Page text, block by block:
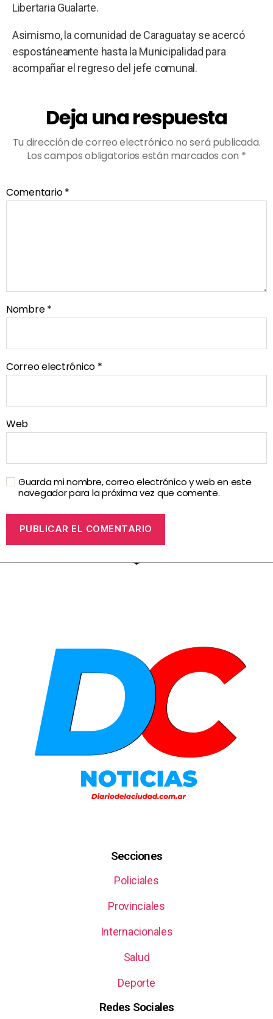
Libertaria Gualarte.
Asimismo, la comunidad de Caraguatay se acercó
espostáneamente hasta la Municipalidad para
acompañar el regreso del jefe comunal.
Deja una respuesta
Tu dirección de correo electrónico no será publicada.
Los campos obligatorios están marcados con *
Comentario*
Nombre*
Correo electrónico *
Web
Guarda mi nombre, correo electrónico y web en este
navegador para la próxima vez que comente.
Secciones
Policiales
Provinciales
Internacionales
Salud
Deporte
Redes Sociales